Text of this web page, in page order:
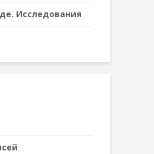
Исследования